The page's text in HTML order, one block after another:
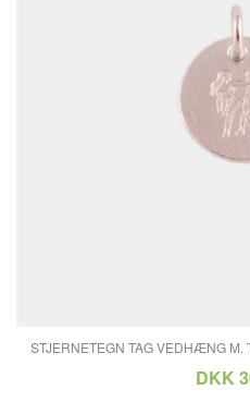
STJERNETEGN TAG VEDHÆNG
DKK